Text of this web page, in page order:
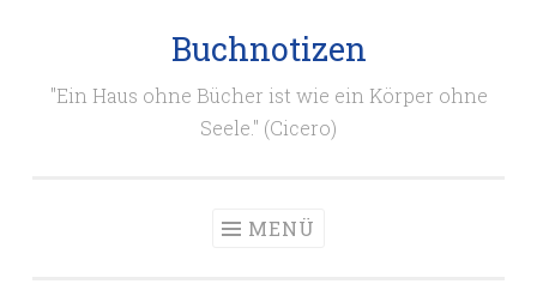
Buchnotizen
"Ein Haus ohne Bücher ist wie ein Körper ohne
Seele." (Cicero)
MENÜ